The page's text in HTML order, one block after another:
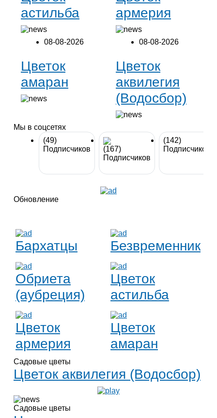
астильба
армерия
08-08-2026
Цветок
амаран
08-08-2026
Цветок
аквилегия
(Водосбор)
Мы в соцсетях
(49)
Подписчиков
(167)
Подписчиков
(142)
Подписчиков
Обновление
Бархатцы Безвременник
Обриета
(аубреция)
Цветок
астильба
Цветок
армерия
Цветок
амаран
Садовые цветы
Цветок аквилегия (Водосбор)
Садовые цветы